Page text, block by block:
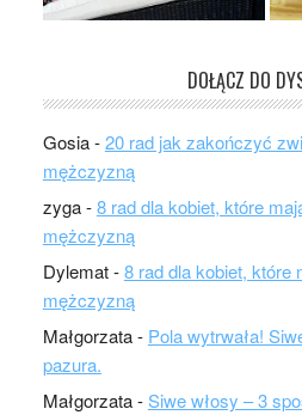
DOŁĄCZ DO
Gosia-20 rad jak zakończyć
mężczyzną
zyga-8 rad dla kobiet, które
mężczyzną
Dylemat-8 rad dla kobiet, które
mężczyzną
Małgorzata- Pola wytrwała!
pazura.
Małgorzata-Siwe włosy – 3